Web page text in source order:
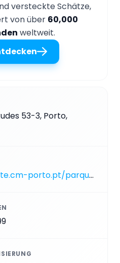
versteckte Schätze,
von über 60,000
weltweit.
53-3, Porto,
https://ambiente.cm-porto.pt/parques-e-jardins/parque-das-virtudes